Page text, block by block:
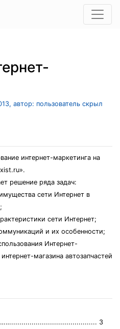
автор: пользователь скрыл
интернет-маркетинга на
решение ряда задач:
сети Интернет в
сети Интернет;
и их особенности;
Интернет-
магазина автозапчастей
3